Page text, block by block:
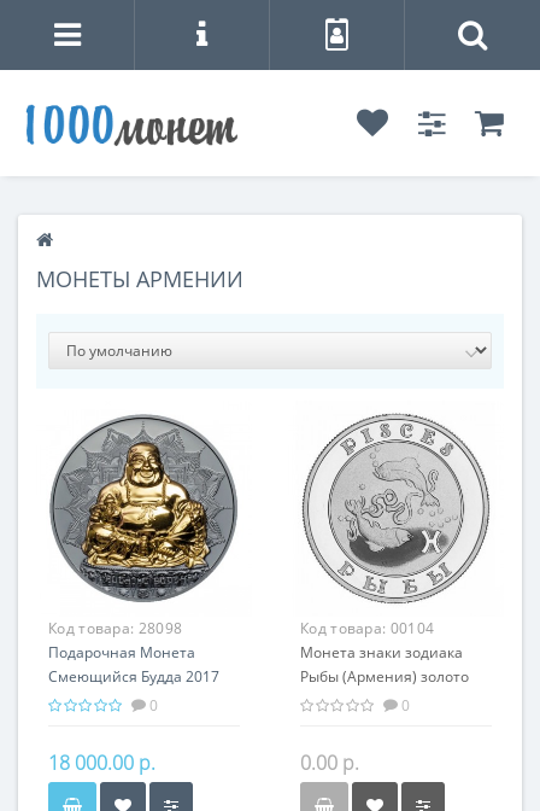
МОНЕТЫ АРМЕНИИ
Код товара: 28098
Подарочная Монета
Смеющийся Будда 2017
серебро 62.20 гр Китай
0
18 000.00 р.
Код товара: 00104
Монета знаки зодиака
Рыбы (Армения) золото
7.74 гр - оригинальный
рождения
0
0.00 р.